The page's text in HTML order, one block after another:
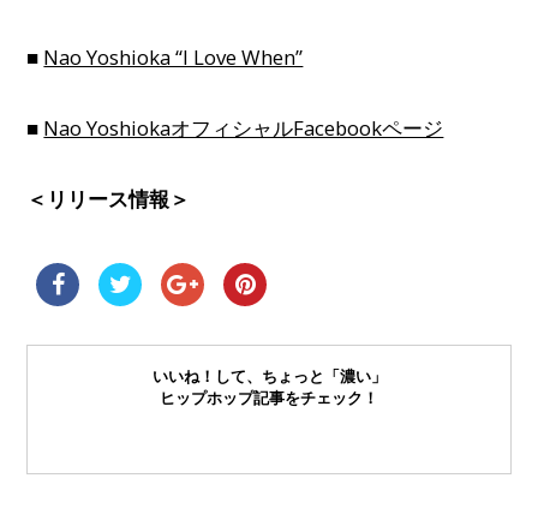
■ Nao Yoshioka “I Love When”
■ Nao YoshiokaオフィシャルFacebookページ
＜リリース情報＞
いいね！して、ちょっと「濃い」
ヒップホップ記事をチェック！